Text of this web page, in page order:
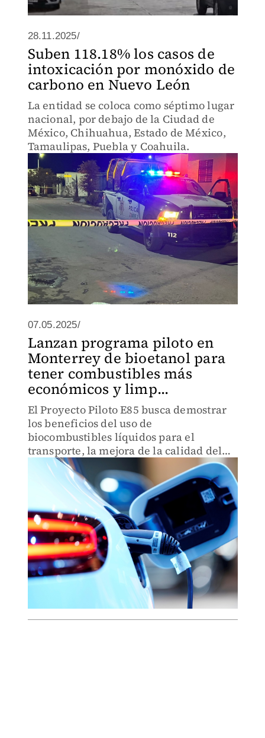
28.11.2025/
Suben 118.18% los casos de
intoxicación por monóxido de
carbono en Nuevo León
La entidad se coloca como séptimo lugar
nacional, por debajo de la Ciudad de
México, Chihuahua, Estado de México,
Tamaulipas, Puebla y Coahuila.
07.05.2025/
Lanzan programa piloto en
Monterrey de bioetanol para
tener combustibles más
económicos y limp...
El Proyecto Piloto E85 busca demostrar
los beneficios del uso de
biocombustibles líquidos para el
transporte, la mejora de la calidad del
aire y ahorros.